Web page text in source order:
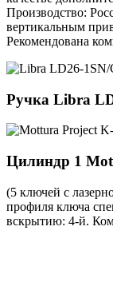
Производство:
вертикальным
Рекомендована
Ручка Libra
Цилиндр 1
(5 ключей с
профиля ключа
вскрытию: 4-й.